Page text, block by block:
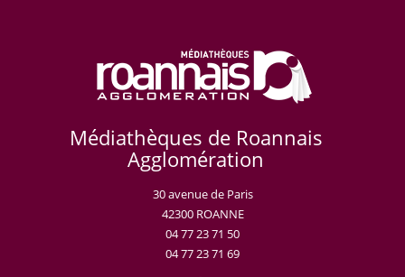
Médiathèques de Roannais
Agglomération
30 avenue de Paris
42300 ROANNE
04 77 23 71 50
04 77 23 71 69